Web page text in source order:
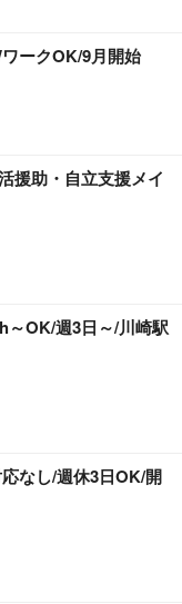
ークOK/9月開始
援助・自立支援メイ
～OK/週3日～/川崎駅
なし/週休3日OK/開